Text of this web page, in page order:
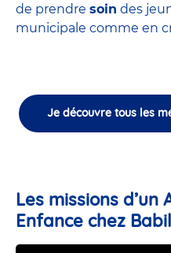
de prendre soin des
municipale comme en
Je découvre tous les
Les missions d’un
Enfance chez